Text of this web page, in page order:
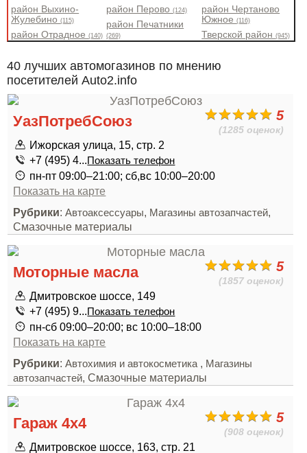
район Выхино-
Жулебино(115)
район Отрадное(140)
район Перово(124)
район Печатники
(269)
район Чертаново
Южное(116)
Тверской район(945)
40 лучших автомогазинов по мнению
посетителей Auto2.info
5
(1285 оценок)
УазПотребСоюз
Ижорская улица, 15, стр. 2
+7 (495) 4...Показать телефон
пн-пт 09:00–21:00; сб,вс 10:00–20:00
Показать на карте
Рубрики:Автоаксессуары, Магазины автозапчастей,
Смазочные материалы
5
(1857 оценок)
Моторные масла
Дмитровское шоссе, 149
+7 (495) 9...Показать телефон
пн-сб 09:00–20:00; вс 10:00–18:00
Показать на карте
Рубрики:Автохимия и автокосметика , Магазины
автозапчастей, Смазочные материалы
5
(908 оценок)
Гараж 4x4
Дмитровское шоссе, 163, стр. 21